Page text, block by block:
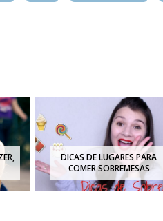
DICAS DE LUGARES PARA
COMER SOBREMESAS